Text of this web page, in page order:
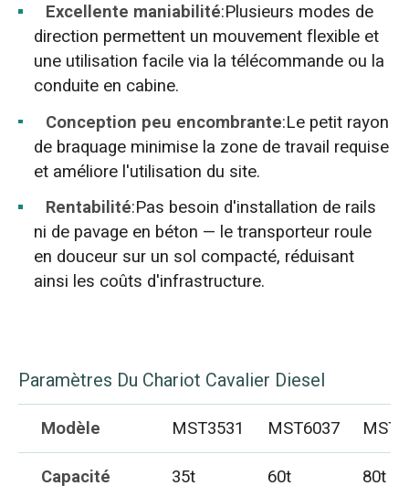
Excellente maniabilité:Plusieurs modes de
direction permettent un mouvement flexible et
une utilisation facile via la télécommande ou la
conduite en cabine.
Conception peu encombrante:Le petit rayon
de braquage minimise la zone de travail requise
et améliore l'utilisation du site.
Rentabilité:Pas besoin d'installation de rails
ni de pavage en béton — le transporteur roule
en douceur sur un sol compacté, réduisant
ainsi les coûts d'infrastructure.
Paramètres Du Chariot Cavalier Diesel
Modèle MST3531 MST6037
Capacité
35t 60t 80t